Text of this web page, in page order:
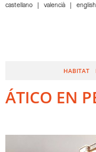
HABITAT
castellano valencià english
ÁTICO EN